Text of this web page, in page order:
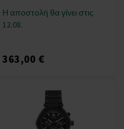
Η αποστολή θα γίνει στις
12.08.
363,00 €